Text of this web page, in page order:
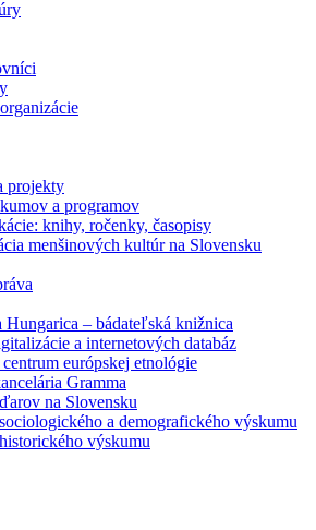
projekty
a programov
knihy, ročenky, časopisy
menšinových kultúr na Slovensku
Hungarica – bádateľská knižnica
a internetových databáz
európskej etnológie
Gramma
na Slovensku
a demografického výskumu
výskumu